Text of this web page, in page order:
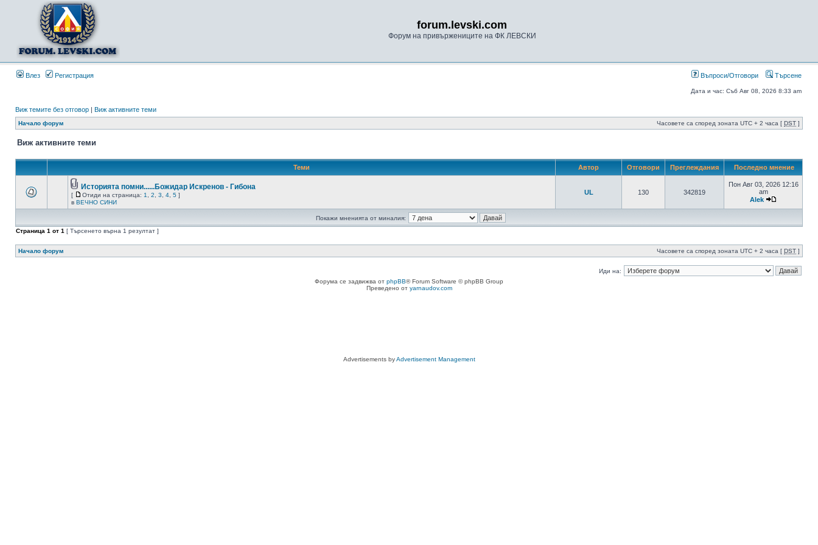
forum.levski.com
Форум на привържениците на ФК ЛЕВСКИ
Влез Регистрация Въпроси/Отговори Търсене
Дата и час: Съб Авг 08, 2026 8:33 am
Виж темите без отговор | Виж активните теми
Начало форум Часовете са според зоната UTC + 2 часа [ DST ]
Виж активните теми
Теми Автор Отговори Преглеждания Последно мнение
Историята помни......Божидар Искренов - Гибона
[ Отиди на страница: 1 2 3 4 5 ]
в ВЕЧНО СИНИ
UL 130 342819
Пон Авг 03, 2026 12:16
am
Alek
Покажи мненията от миналия:
Страница 1 от 1 [ Търсенето върна 1 резултат ]
Начало форум Часовете са според зоната UTC + 2 часа [ DST ]
Иди на:
Форума се задвижва от phpBB® Forum Software © phpBB Group
Преведено от yarnaudov.com
Advertisements byAdvertisement Management